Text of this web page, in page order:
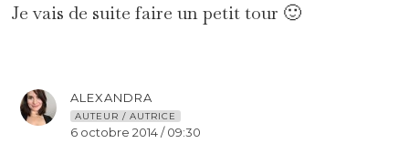
Je vais de suite faire un petit tour 🙂
ALEXANDRA
AUTEUR / AUTRICE
6 octobre 2014 / 09:30